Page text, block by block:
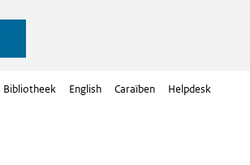
Bibliotheek English Caraïben Helpdesk